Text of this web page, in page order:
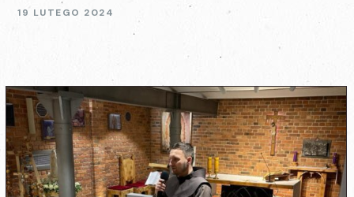
19 LUTEGO 2024